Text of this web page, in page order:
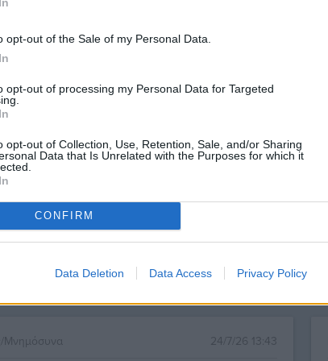
opt-out of the Sale of my Personal Data.
opt-out of processing my Personal Data for Targeted
opt-out of Collection, Use, Retention, Sale, and/or Sharing
Data that Is Unrelated with the Purposes for which it
CONFIRM
Data Deletion Data Access Privacy Policy
Μνημόσυνο Χαρίκλειας
σαράντα ημερών από τον θάνατο
μας μητέρας, γιαγιάς, προγιαγιάς,
και φίλης ΧΑΡΙ...
Μνημόσυνα 24/7/26 13:43